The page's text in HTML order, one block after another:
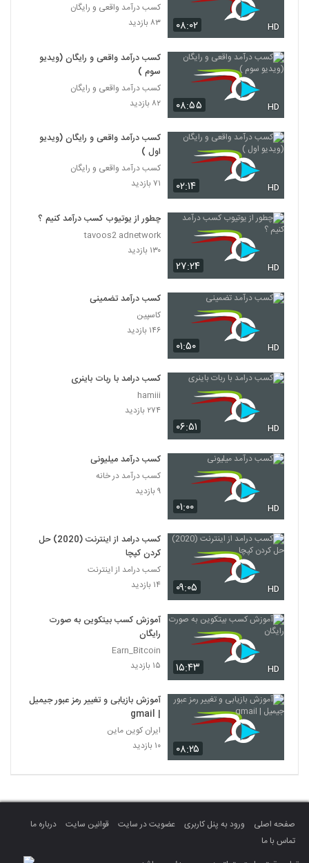
۰۸:۰۲ HD
کسب درآمد واقعی و رایگان
۸۳ بازدید
۰۸:۵۵ HD
کسب درآمد واقعی و رایگان (ویدیو
سوم )
کسب درآمد واقعی و رایگان
۸۲ بازدید
۰۲:۱۴ HD
کسب درآمد واقعی و رایگان (ویدیو
اول )
کسب درآمد واقعی و رایگان
۷۱ بازدید
۲۷:۲۴ HD
چطور از یوتیوب کسب درآمد کنیم ؟
tavoos2 adnetwork
۱۳۰ بازدید
۰۱:۵۰ HD
کسب درآمد تضمینی
کاسپین
۱۴۶ بازدید
۰۶:۵۱ HD
کسب درامد با ربات باینری
hamiii
۲۷۴ بازدید
۰۱:۰۰ HD
کسب درآمد میلیونی
کسب درآمد در خانه
۹ بازدید
۰۹:۰۵ HD
کسب درامد از اینترنت (2020) حل
کردن کپچا
کسب درامد از اینترنت
۱۴ بازدید
۱۵:۴۳ HD
آموزش کسب بیتکوین به صورت
رایگان
Earn_Bitcoin
۱۵ بازدید
۰۸:۲۵
آموزش بازیابی و تغییر رمز عبور جیمیل
| gmail
ایران کوین ماین
۱۰ بازدید
صفحه اصلی ورود به پنل کاربری عضویت در سایت قوانین سایت
درباره ما
تماس با ما